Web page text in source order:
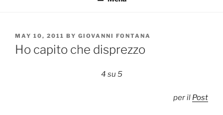
POSTED
ON
MAY 10, 2011 BY GIOVANNI FONTANA
Ho capito che disprezzo
4 su 5
per il Post